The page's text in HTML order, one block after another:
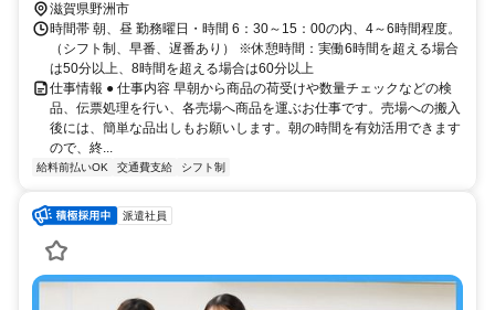
滋賀県野洲市
時間帯 朝、昼 勤務曜日・時間 6：30～15：00の内、4～6時間程度。
（シフト制、早番、遅番あり） ※休憩時間：実働6時間を超える場合
は50分以上、8時間を超える場合は60分以上
仕事情報 ● 仕事内容 早朝から商品の荷受けや数量チェックなどの検
品、伝票処理を行い、各売場へ商品を運ぶお仕事です。売場への搬入
後には、簡単な品出しもお願いします。朝の時間を有効活用できます
ので、終...
給料前払いOK 交通費支給 シフト制
派遣社員